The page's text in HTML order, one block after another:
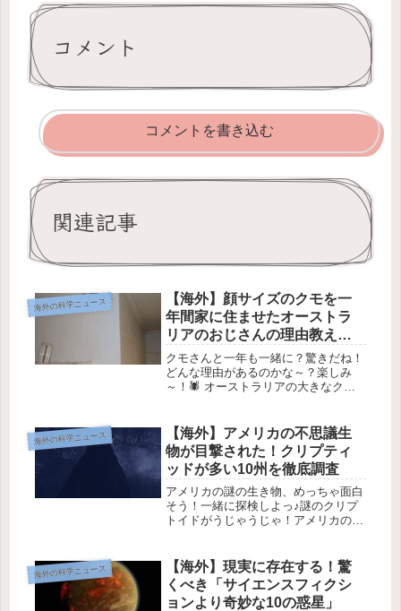
コメント
コメントを書き込む
関連記事
海外の科学ニュース
【海外】顔サイズのクモを一
年間家に住ませたオーストラ
リアのおじさんの理由教えち
ゃう！
クモさんと一年も一緒に？驚きだね！
どんな理由があるのかな～？楽しみ
～！🕷️ オーストラリアの大きなクモ
ちょっとびっくりするニュースがあっ
たの！😱なんと、オーストラリアに住
ん...
海外の科学ニュース
【海外】アメリカの不思議生
物が目撃された！クリプティ
ッドが多い10州を徹底調査
アメリカの謎の生き物、めっちゃ面白
そう！一緒に探検しよっ♪謎のクリプ
トイドがうじゃうじゃ！アメリカのミ
くさんいるんだよ！これらは「クリプ
トイド」と呼ばれていて、存在が科
学...
海外の科学ニュース
【海外】現実に存在する！驚
くべき「サイエンスフィクシ
ョンより奇妙な10の惑星」